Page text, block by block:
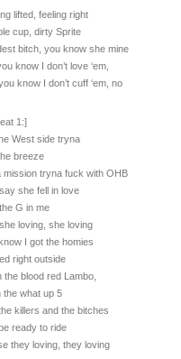
lifted, feeling right
cup, dirty Sprite
bitch, you know she mine
know I don’t love ‘em,
know I don’t cuff ‘em, no
1:]
West side tryna
breeze
mission tryna fuck with OHB
she fell in love
G in me
loving, she loving
I got the homies
right outside
the blood red Lambo,
the what up 5
killers and the bitches
ready to ride
they loving, they loving